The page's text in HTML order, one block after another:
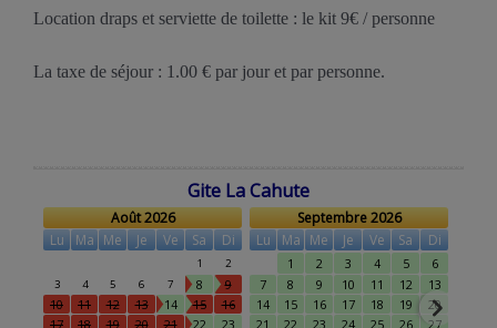
Location draps et serviette de toilette : le kit 9€ / personne
La taxe de séjour : 1.00 € par jour et par personne.